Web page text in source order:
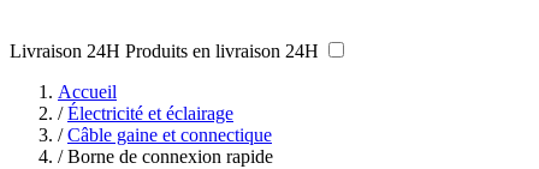
Livraison 24H Produits en livraison 24H
Accueil
/ Électricité et éclairage
/ Câble gaine et connectique
/ Borne de connexion rapide